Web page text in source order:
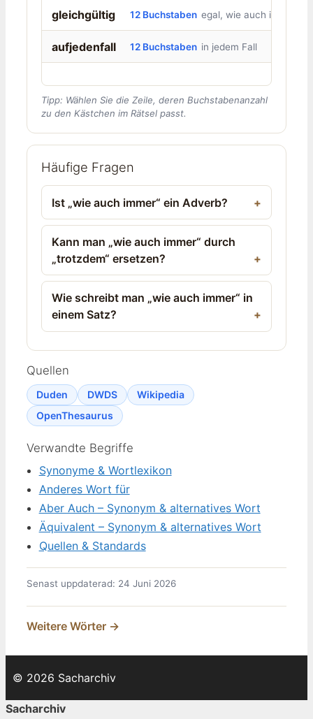
gleichgültig 12 Buchstaben egal, wie auch immer
aufjedenfall 12 Buchstaben in jedem Fall
Tipp: Wählen Sie die Zeile, deren Buchstabenanzahl
zu den Kästchen im Rätsel passt.
Häufige Fragen
Ist „wie auch immer“ ein Adverb?
Kann man „wie auch immer“ durch
„trotzdem“ ersetzen?
Wie schreibt man „wie auch immer“ in
einem Satz?
Quellen
Duden DWDS
Wikipedia
OpenThesaurus
Verwandte Begriffe
Synonyme & Wortlexikon
Anderes Wort für
Aber Auch – Synonym & alternatives Wort
Äquivalent – Synonym & alternatives Wort
Quellen & Standards
Senast uppdaterad: 24 Juni 2026
Weitere Wörter →
© 2026 Sacharchiv
Sacharchiv